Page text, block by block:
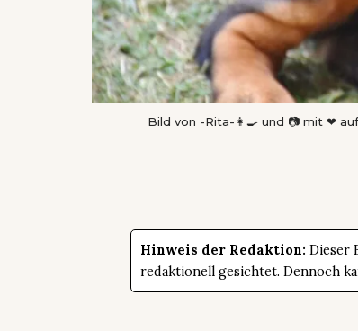
Bild von -Rita-👩‍🍳 und 📷 mit ❤
Hinweis der Redaktion: Dieser
redaktionell gesichtet. Dennoch